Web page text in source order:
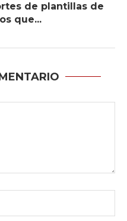
de plantillas de
que...